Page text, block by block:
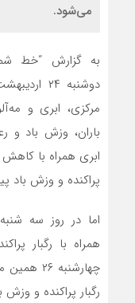
می‌شود.
به گزارش “خط
دوشنبه
مرکزی، ابری و
باران، وزش باد و
ابری همراه با کاهش
پراکنده و وزش
همراه با رگبار
رگبار پراکنده و